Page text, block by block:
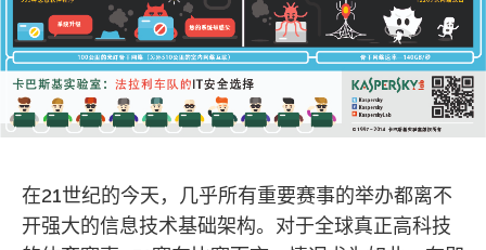
在21世纪的今天，几乎所有重要赛事的举办都离不
开强大的信息技术基础架构。对于全球真正高科技